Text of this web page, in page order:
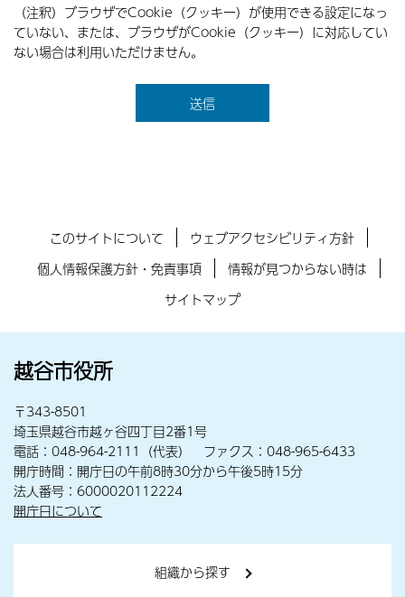
（注釈）ブラウザでCookie（クッキー）が使用できる設定になっ
ていない、または、ブラウザがCookie（クッキー）に対応してい
ない場合は利用いただけません。
このサイトについて
ウェブアクセシビリティ方針
個人情報保護方針・免責事項
情報が見つからない時は
サイトマップ
越谷市役所
〒343-8501
埼玉県越谷市越ヶ谷四丁目2番1号
電話：048-964-2111（代表） ファクス：048-965-6433
開庁時間：開庁日の午前8時30分から午後5時15分
法人番号：6000020112224
開庁日について
組織から探す